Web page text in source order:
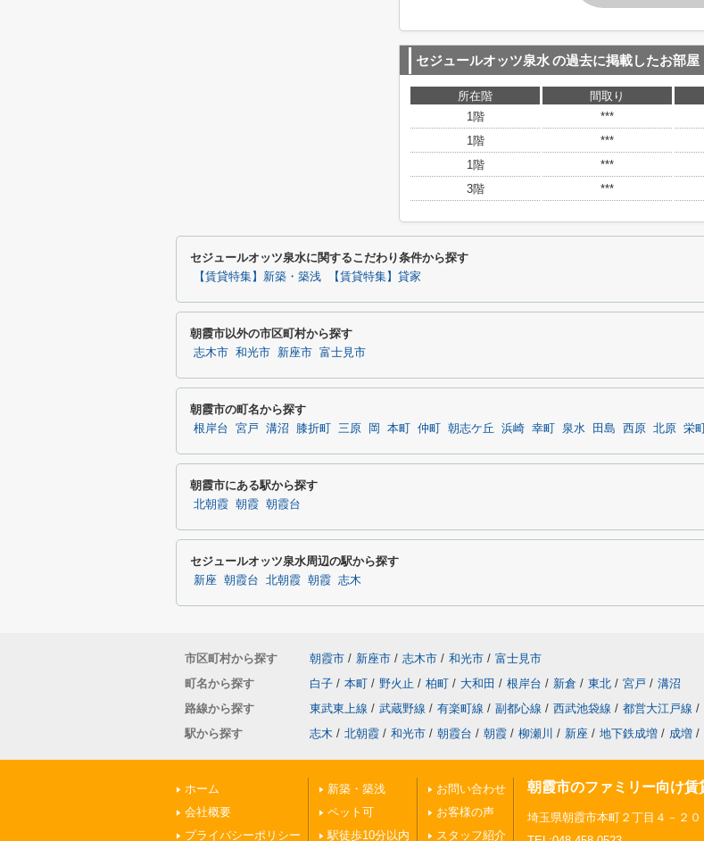
セジュールオッツ泉水の過去に掲載したお部屋
所在階 間取り
1階
***
1階
***
1階
***
3階
***
セジュールオッツ泉水に関するこだわり条件から探す
【賃貸特集】新築・築浅 【賃貸特集】貸家
朝霞市以外の市区町村から探す
志木市 和光市 新座市 富士見市
朝霞市の町名から探す
根岸台 宮戸 溝沼 膝折町 三原 岡 本町 仲町 朝志ケ丘 浜崎 幸町 泉水 田島 西原 北原 栄町
朝霞市にある駅から探す
北朝霞 朝霞 朝霞台
セジュールオッツ泉水周辺の駅から探す
新座 朝霞台 北朝霞 朝霞 志木
市区町村から探す 朝霞市 / 新座市 / 志木市 / 和光市 / 富士見市
町名から探す
白子 / 本町 / 野火止 / 柏町 / 大和田 / 根岸台 / 新倉 / 東北 / 宮戸 / 溝沼
路線から探す
東武東上線 / 武蔵野線 / 有楽町線 / 副都心線 / 西武池袋線 / 都営大江戸線 /
駅から探す
志木 / 北朝霞 / 和光市 / 朝霞台 / 朝霞 / 柳瀬川 / 新座 / 地下鉄成増 / 成増 /
ホーム
会社概要
プライバシーポリシー
新築・築浅
ペット可
駅徒歩10分以内
お問い合わせ
お客様の声
スタッフ紹介
朝霞市のファミリー向け
埼玉県朝霞市本町２丁目４－２